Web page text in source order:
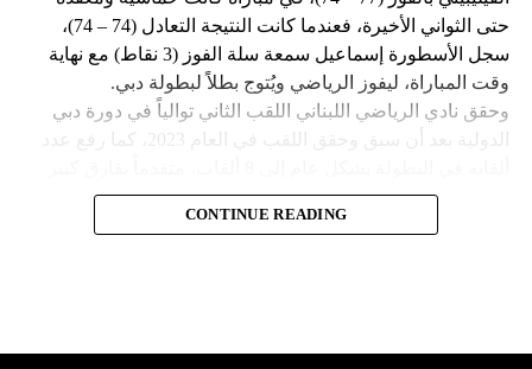
حتى الثواني الأخيرة، فعندما كانت النتيجة التعادل (74 – 74)،
سجل الأسطورة إسماعيل سمعة سلة الفوز (3 نقاط) مع نهاية
وقت المباراة، ليفوز الرياضي ويُتوج بطلاً لبطولة دبي.
وحقق نادي الرياضي اللبناني اللقب الثاني توالياً في دورة دبي
الدولية بعد أن سبق وحقق اللقب في العام 2023، كما رفع عدد
عن صاحب المركز الثاني مهرام الإيراني الذي حقق لقبين في
البطولة وخلفهما فريق مايتي سبورت الفيليبيني الذي حقق لقباً
CONTINUE READING